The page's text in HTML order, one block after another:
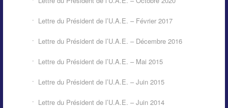
Lettre du Président de l’U.A.E. – Février 2017
Lettre du Président de l’U.A.E. – Décembre 2016
Lettre du Président de l’U.A.E. – Mai 2015
Lettre du Président de l’U.A.E. – Juin 2015
Lettre du Président de l’U.A.E. – Juin 2014